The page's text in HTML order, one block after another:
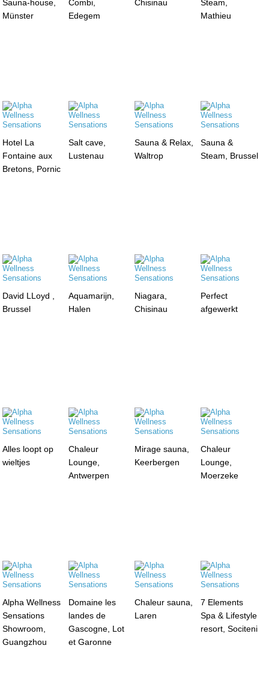
Sauna-house,
Münster
Combi,
Edegem
Chisinau
Steam,
Mathieu
Hotel La
Fontaine aux
Bretons, Pornic
Salt cave,
Lustenau
Sauna & Relax,
Waltrop
Sauna &
Steam, Brussel
David LLoyd ,
Brussel
Aquamarijn,
Halen
Niagara,
Chisinau
Perfect
afgewerkt
Alles loopt op
wieltjes
Chaleur
Lounge,
Antwerpen
Mirage sauna,
Keerbergen
Chaleur
Lounge,
Moerzeke
Alpha Wellness
Sensations
Showroom,
Guangzhou
Domaine les
landes de
Gascogne, Lot
et Garonne
Chaleur sauna,
Laren
7 Elements
Spa & Lifestyle
resort, Sociteni